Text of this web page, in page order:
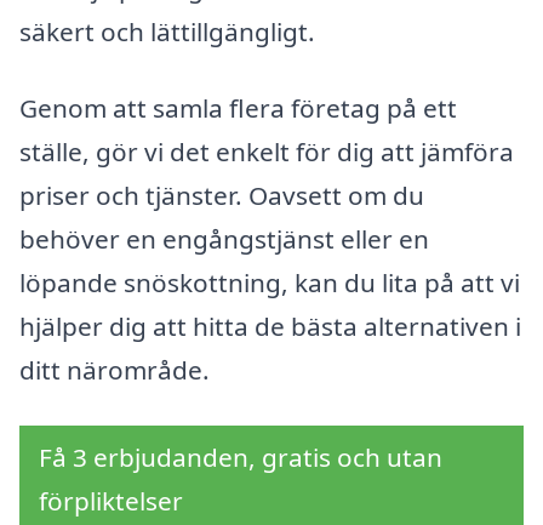
säkert och lättillgängligt.
Genom att samla flera företag på ett
ställe, gör vi det enkelt för dig att jämföra
priser och tjänster. Oavsett om du
behöver en engångstjänst eller en
löpande snöskottning, kan du lita på att vi
hjälper dig att hitta de bästa alternativen i
ditt närområde.
Få 3 erbjudanden, gratis och utan
förpliktelser